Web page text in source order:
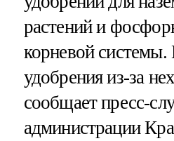
растений и
корневой системы.
удобрения из-за
сообщает пресс-
администрации